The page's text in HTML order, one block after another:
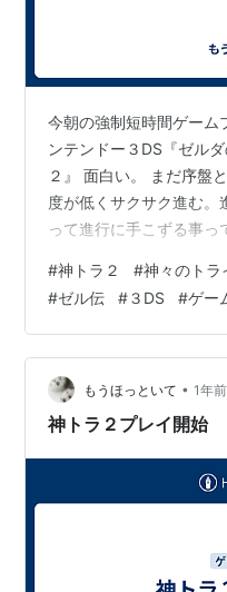
今朝の強制短時間ゲーム
ンテンドー３DS『ゼル
２』 面白い。 まだ序盤
度が低くサクサク進む。
って進行に手こずる事っ
はゲーム設計がうまいの
的にリンクを操作してい
切りのいいところまでの
にプレイするのもよい。
点。 本作の目玉はダンジ
前に借りるシステムとな
#神トラ２ #神々のトラ
#ゼル伝 #３DS #ゲー
もうほっといて • 1年前
神トラ２プレイ開始